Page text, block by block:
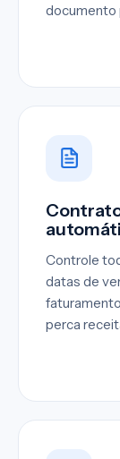
documento
Controle
datas de
perca